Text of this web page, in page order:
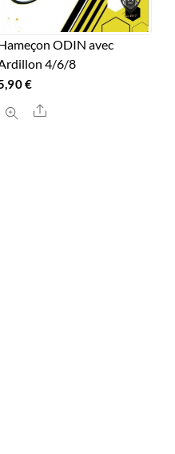
ODIN avec
4/6/8
€
Ce
Share